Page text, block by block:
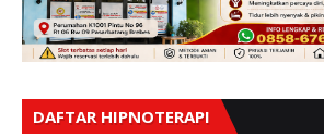
DAFTAR HIPNOTERAPI